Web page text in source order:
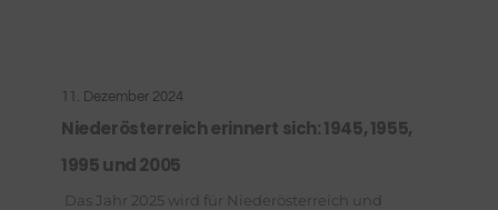
11. Dezember 2024
Niederösterreich erinnert sich: 1945, 1955,
1995 und 2005
Das Jahr 2025 wird für Niederösterreich und